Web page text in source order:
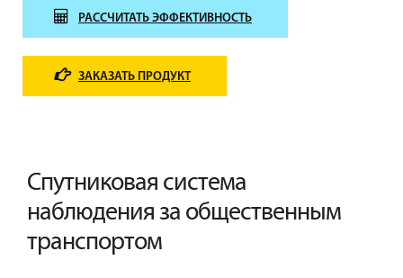
РАССЧИТАТЬ ЭФФЕКТИВНОСТЬ
ЗАКАЗАТЬ ПРОДУКТ
Спутниковая система
наблюдения за общественным
транспортом